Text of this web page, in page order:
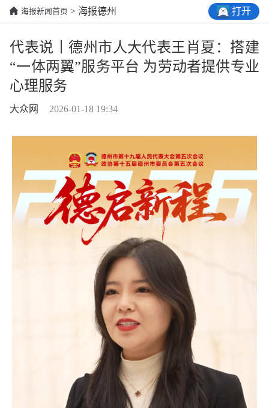
海报新闻首页 > 海报德州 打开
代表说丨德州市人大代表王肖夏：搭建
“一体两翼”服务平台 为劳动者提供专业
心理服务
大众网 2026-01-18 19:34